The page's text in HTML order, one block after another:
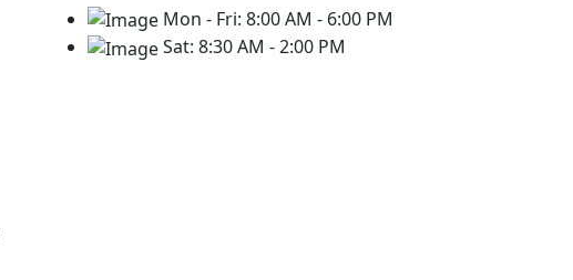
Mon - Fri: 8:00 AM - 6:00 PM
Sat: 8:30 AM - 2:00 PM